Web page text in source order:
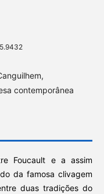
contemporânea
Foucault e a assim
da famosa clivagem
duas tradições do